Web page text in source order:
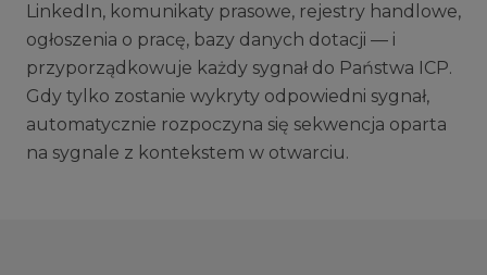
LinkedIn, komunikaty prasowe, rejestry handlowe,
ogłoszenia o pracę, bazy danych dotacji — i
przyporządkowuje każdy sygnał do Państwa ICP.
Gdy tylko zostanie wykryty odpowiedni sygnał,
automatycznie rozpoczyna się sekwencja oparta
na sygnale z kontekstem w otwarciu.